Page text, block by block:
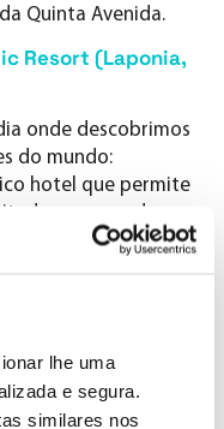
lhe uma
e segura.
similares nos
Quinta Avenida.
Resort (Laponia,
onde descobrimos
do mundo:
hotel que permite
na cama do
cristal. Esteban
(Turquía)
bonitas do planeta
o Gamirasu